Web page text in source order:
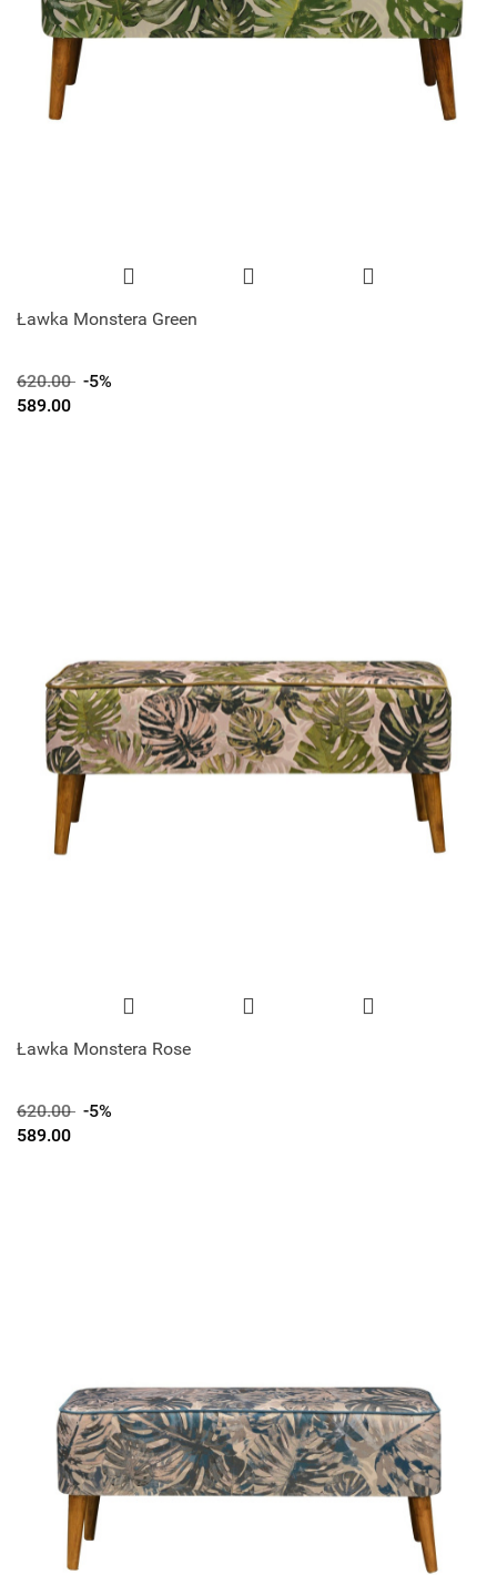
Ławka Monstera Green
620.00 -5%
589.00
Ławka Monstera Rose
620.00 -5%
589.00